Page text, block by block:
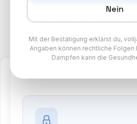
10 x Flerbar M -
Flerbar M 2% Paket
Nein
Mit der Bestätigung erklärst du,
Angaben können rechtliche Folgen
Dampfen kann die